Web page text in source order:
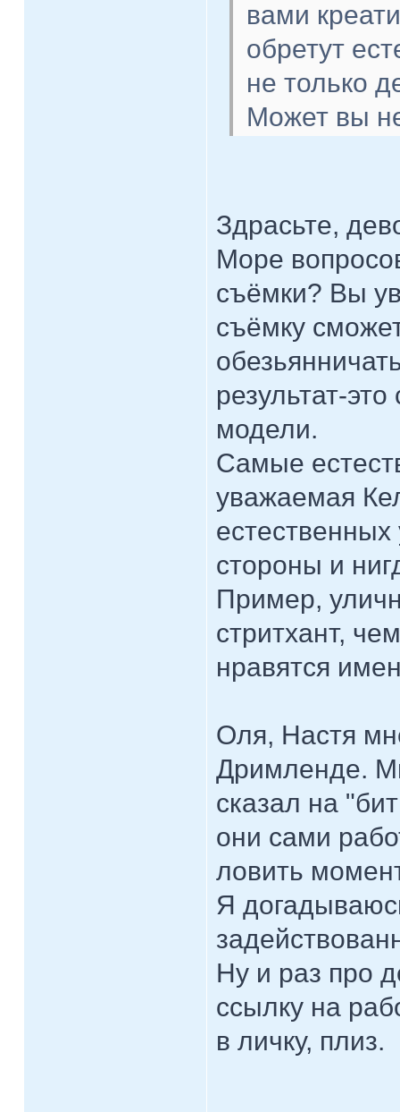
вами
обретут
не только
Может вы
Здрасьте,
Море
съёмки? Вы
съёмку
результат-
модели.
Самые
уважаемая
стороны и
Пример,
стритхант,
нравятся
Оля, Настя
Дримленде.
сказал на
они сами
ловить
Я
Ну и раз про
ссылку на
в личку, плиз.